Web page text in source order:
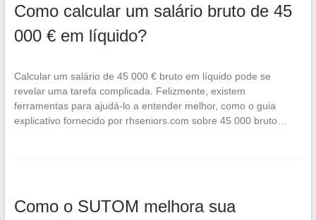
Como calcular um salário bruto de 45
000 € em líquido?
Calcular um salário de 45 000 € bruto em líquido pode se
revelar uma tarefa complicada. Felizmente, existem
ferramentas para ajudá-lo a entender melhor, como o guia
explicativo fornecido por rhseniors.com sobre 45 000 bruto…
Como o SUTOM melhora sua